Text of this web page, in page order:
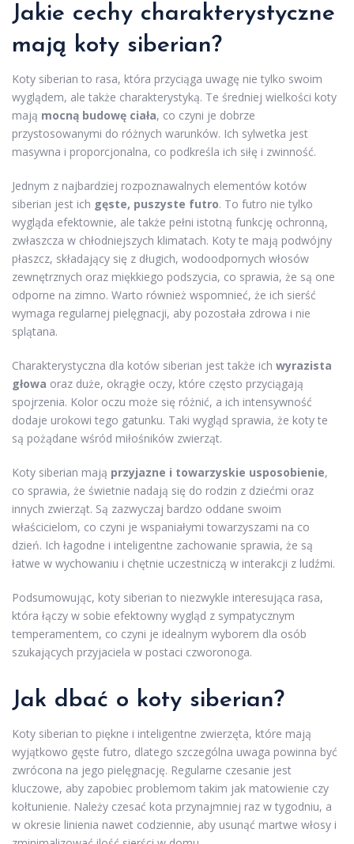
Jakie cechy charakterystyczne
mają koty siberian?
Koty siberian to rasa, która przyciąga uwagę nie tylko swoim
wyglądem, ale także charakterystyką. Te średniej wielkości koty
mają mocną budowę ciała, co czyni je dobrze
przystosowanymi do różnych warunków. Ich sylwetka jest
masywna i proporcjonalna, co podkreśla ich siłę i zwinność.
Jednym z najbardziej rozpoznawalnych elementów kotów
siberian jest ich gęste, puszyste futro. To futro nie tylko
wygląda efektownie, ale także pełni istotną funkcję ochronną,
zwłaszcza w chłodniejszych klimatach. Koty te mają podwójny
płaszcz, składający się z długich, wodoodpornych włosów
zewnętrznych oraz miękkiego podszycia, co sprawia, że są one
odporne na zimno. Warto również wspomnieć, że ich sierść
wymaga regularnej pielęgnacji, aby pozostała zdrowa i nie
splątana.
Charakterystyczna dla kotów siberian jest także ich wyrazista
głowa oraz duże, okrągłe oczy, które często przyciągają
spojrzenia. Kolor oczu może się różnić, a ich intensywność
dodaje urokowi tego gatunku. Taki wygląd sprawia, że koty te
są pożądane wśród miłośników zwierząt.
Koty siberian mają przyjazne i towarzyskie usposobienie,
co sprawia, że świetnie nadają się do rodzin z dziećmi oraz
innych zwierząt. Są zazwyczaj bardzo oddane swoim
właścicielom, co czyni je wspaniałymi towarzyszami na co
dzień. Ich łagodne i inteligentne zachowanie sprawia, że są
łatwe w wychowaniu i chętnie uczestniczą w interakcji z ludźmi.
Podsumowując, koty siberian to niezwykle interesująca rasa,
która łączy w sobie efektowny wygląd z sympatycznym
temperamentem, co czyni je idealnym wyborem dla osób
szukających przyjaciela w postaci czworonoga.
Jak dbać o koty siberian?
Koty siberian to piękne i inteligentne zwierzęta, które mają
wyjątkowo gęste futro, dlatego szczególna uwaga powinna być
zwrócona na jego pielęgnację. Regularne czesanie jest
kluczowe, aby zapobiec problemom takim jak matowienie czy
kołtunienie. Należy czesać kota przynajmniej raz w tygodniu, a
w okresie linienia nawet codziennie, aby usunąć martwe włosy i